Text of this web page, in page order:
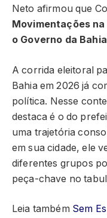
Neto afirmou que
Movimentações
o Governo da Bahia
A corrida eleitoral
Bahia em 2026 já
política. Nesse
destaca é o do
uma trajetória
em sua cidade, ele
diferentes grupos
peça-chave no
Leia também Sem